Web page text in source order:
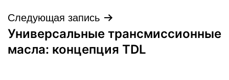
Следующая запись
Универсальные трансмиссионные
масла: концепция TDL